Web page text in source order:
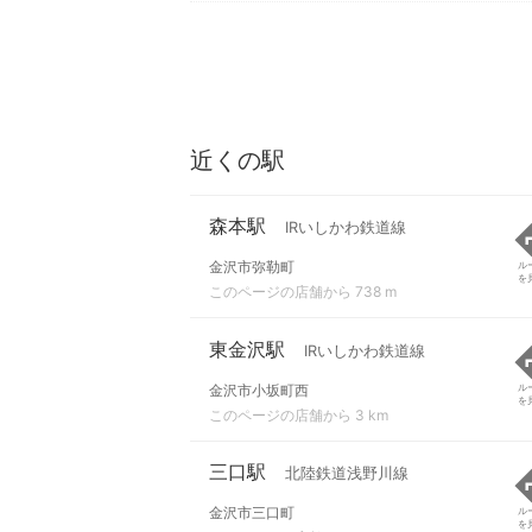
近くの駅
森本駅 IRいしかわ鉄道線
金沢市弥勒町
このページの店舗から 738 m
ル
を
東金沢駅 IRいしかわ鉄道線
金沢市小坂町西
このページの店舗から 3 km
ル
を
三口駅 北陸鉄道浅野川線
金沢市三口町
ル
を